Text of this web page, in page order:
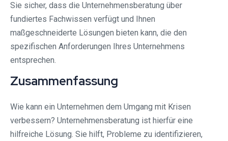
Sie sicher, dass die Unternehmensberatung über
fundiertes Fachwissen verfügt und Ihnen
maßgeschneiderte Lösungen bieten kann, die den
spezifischen Anforderungen Ihres Unternehmens
entsprechen.
Zusammenfassung
Wie kann ein Unternehmen dem Umgang mit Krisen
verbessern? Unternehmensberatung ist hierfür eine
hilfreiche Lösung. Sie hilft, Probleme zu identifizieren,